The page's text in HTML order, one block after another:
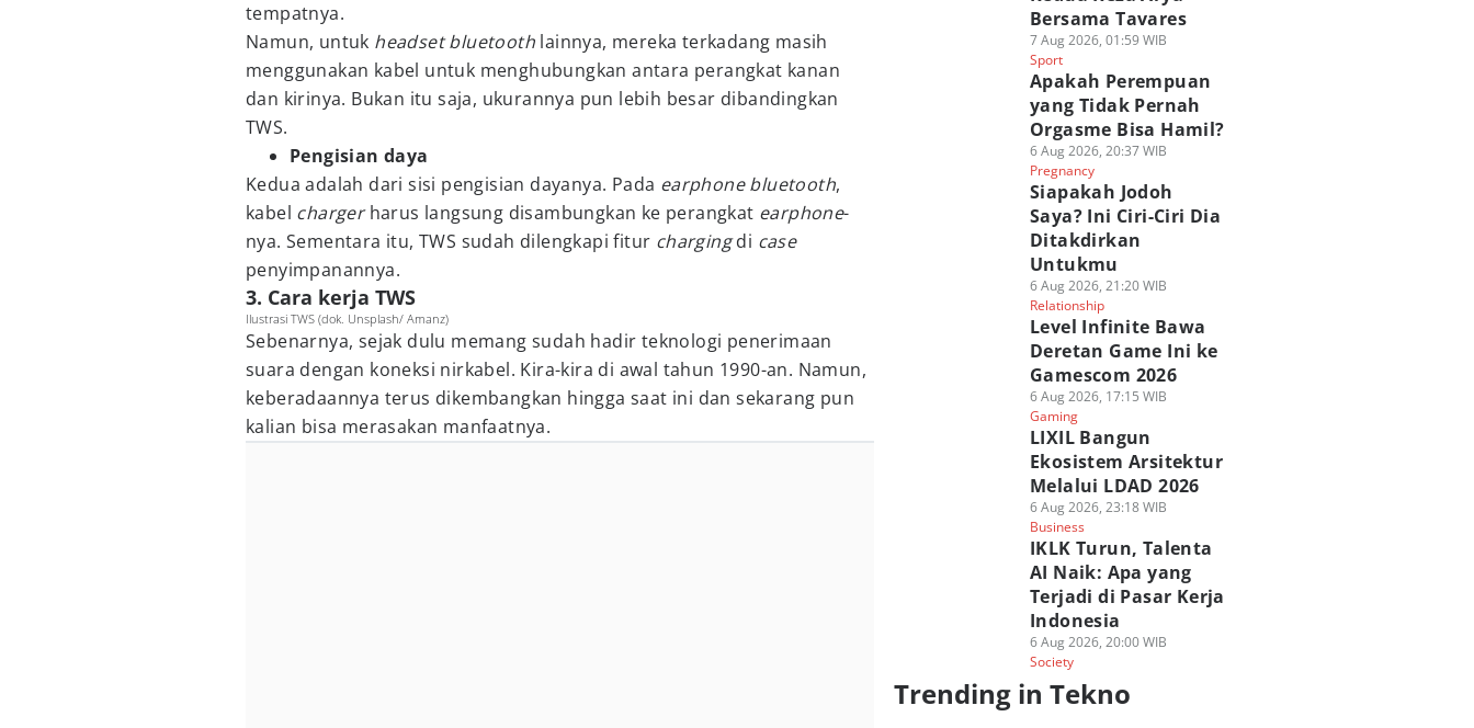
tempatnya.
Namun, untuk headset bluetooth lainnya, mereka terkadang masih
menggunakan kabel untuk menghubungkan antara perangkat kanan
dan kirinya. Bukan itu saja, ukurannya pun lebih besar dibandingkan
TWS.
Pengisian daya
Kedua adalah dari sisi pengisian dayanya. Pada earphone bluetooth,
kabel chargerharus langsung disambungkan ke perangkat earphone-
nya. Sementara itu, TWS sudah dilengkapi fitur chargingdi case
penyimpanannya.
3. Cara kerja TWS
Ilustrasi TWS (dok. Unsplash/ Amanz)
Sebenarnya, sejak dulu memang sudah hadir teknologi penerimaan
suara dengan koneksi nirkabel. Kira-kira di awal tahun 1990-an. Namun,
keberadaannya terus dikembangkan hingga saat ini dan sekarang pun
kalian bisa merasakan manfaatnya.
Bersama Tavares
7 Aug 2026, 01:59 WIB
Sport
Apakah Perempuan
yang Tidak Pernah
Orgasme Bisa Hamil?
6 Aug 2026, 20:37 WIB
Pregnancy
Siapakah Jodoh
Saya? Ini Ciri-Ciri Dia
Ditakdirkan
Untukmu
6 Aug 2026, 21:20 WIB
Relationship
Level Infinite Bawa
Deretan Game Ini ke
Gamescom 2026
6 Aug 2026, 17:15 WIB
Gaming
LIXIL Bangun
Ekosistem Arsitektur
Melalui LDAD 2026
6 Aug 2026, 23:18 WIB
Business
IKLK Turun, Talenta
AI Naik: Apa yang
Terjadi di Pasar Kerja
Indonesia
6 Aug 2026, 20:00 WIB
Society
Trending in Tekno